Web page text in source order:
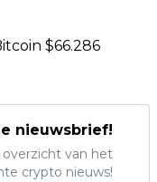
$66.286
nieuwsbrief!
van het
crypto nieuws!